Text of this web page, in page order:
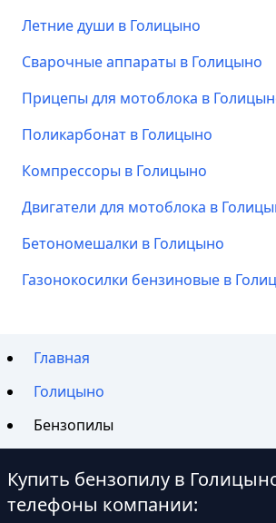
Летние души в Голицыно
Сварочные аппараты в Голицыно
Прицепы для мотоблока в
Поликарбонат в Голицыно
Компрессоры в Голицыно
Двигатели для мотоблока в
Бетономешалки в Голицыно
Газонокосилки бензиновые в
Главная
Голицыно
Бензопилы
Купить бензопилу в
телефоны компании: